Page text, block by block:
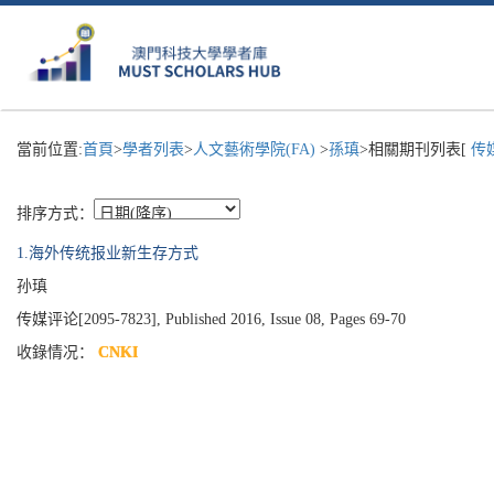
當前位置:首頁>學者列表>人文藝術學院(FA) >孫瑱>相關期刊列表[ 传
排序方式：
1.海外传统报业新生存方式
孙瑱
传媒评论[2095-7823], Published 2016, Issue 08, Pages 69-70
收錄情况： CNKI